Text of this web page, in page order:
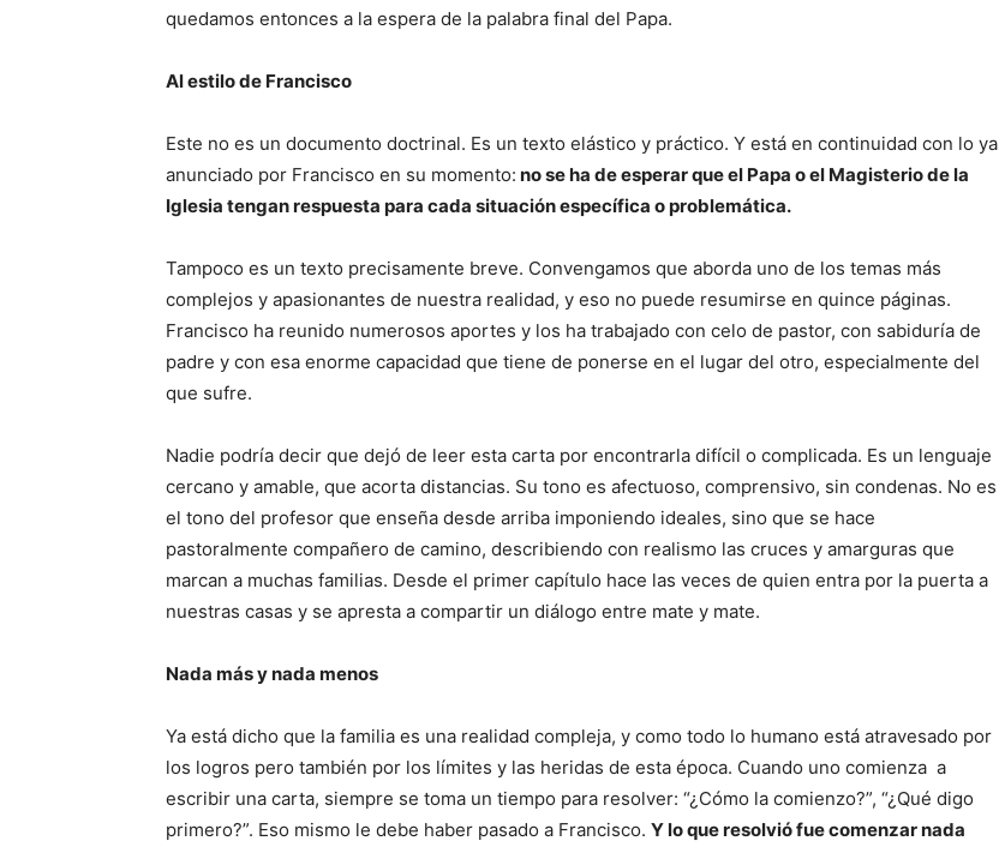
quedamos entonces a la espera de la palabra final del Papa.
Al estilo de Francisco
Este no es un documento doctrinal. Es un texto elástico y práctico. Y está en continuidad con lo ya
anunciado por Francisco en su momento: no se ha de esperar que el Papa o el Magisterio de la
Iglesia tengan respuesta para cada situación específica o problemática.
Tampoco es un texto precisamente breve. Convengamos que aborda uno de los temas más
complejos y apasionantes de nuestra realidad, y eso no puede resumirse en quince páginas.
Francisco ha reunido numerosos aportes y los ha trabajado con celo de pastor, con sabiduría de
padre y con esa enorme capacidad que tiene de ponerse en el lugar del otro, especialmente del
que sufre.
Nadie podría decir que dejó de leer esta carta por encontrarla difícil o complicada. Es un lenguaje
cercano y amable, que acorta distancias. Su tono es afectuoso, comprensivo, sin condenas. No es
el tono del profesor que enseña desde arriba imponiendo ideales, sino que se hace
pastoralmente compañero de camino, describiendo con realismo las cruces y amarguras que
marcan a muchas familias. Desde el primer capítulo hace las veces de quien entra por la puerta a
nuestras casas y se apresta a compartir un diálogo entre mate y mate.
Nada más y nada menos
Ya está dicho que la familia es una realidad compleja, y como todo lo humano está atravesado por
los logros pero también por los límites y las heridas de esta época. Cuando uno comienza a
escribir una carta, siempre se toma un tiempo para resolver: “¿Cómo la comienzo?”, “¿Qué digo
primero?”. Eso mismo le debe haber pasado a Francisco. Y lo que resolvió fue comenzar nada